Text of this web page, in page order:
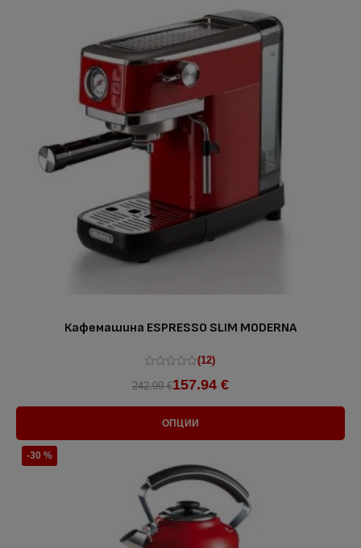
Кафемашина ESPRESSO SLIM MODERNA
(12)
242.99 €157.94 €
ОПЦИИ
-30 %